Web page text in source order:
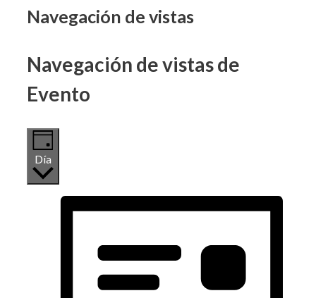
Navegación de vistas
Navegación de vistas de
Evento
Día